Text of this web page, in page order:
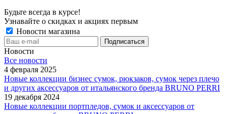
Будьте всегда в курсе!
Узнавайте о скидках и акциях первым
Новости магазина
Новости
Все новости
4 февраля 2025
Новые коллекции бизнес сумок, рюкзаков, сумок через плечо
и других аксессуаров от итальянского бренда BRUNO PERRI
19 декабря 2024
Новые коллекции портпледов, сумок и аксессуаров от